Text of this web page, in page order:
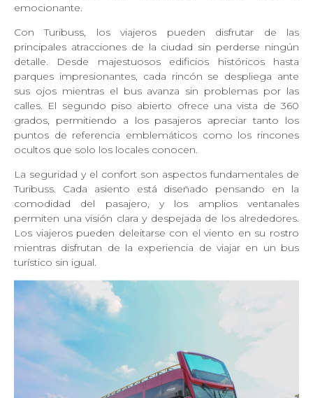
emocionante.
Con Turibuss, los viajeros pueden disfrutar de las
principales atracciones de la ciudad sin perderse ningún
detalle. Desde majestuosos edificios históricos hasta
parques impresionantes, cada rincón se despliega ante
sus ojos mientras el bus avanza sin problemas por las
calles. El segundo piso abierto ofrece una vista de 360
grados, permitiendo a los pasajeros apreciar tanto los
puntos de referencia emblemáticos como los rincones
ocultos que solo los locales conocen.
La seguridad y el confort son aspectos fundamentales de
Turibuss. Cada asiento está diseñado pensando en la
comodidad del pasajero, y los amplios ventanales
permiten una visión clara y despejada de los alrededores.
Los viajeros pueden deleitarse con el viento en su rostro
mientras disfrutan de la experiencia de viajar en un bus
turístico sin igual.